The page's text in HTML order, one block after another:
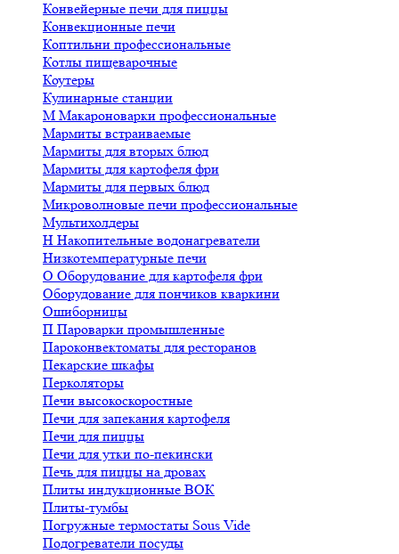
Конвейерные печи для пиццы
Конвекционные печи
Коптильни профессиональные
Котлы пищеварочные
Коутеры
Кулинарные станции
М Макароноварки профессиональные
Мармиты встраиваемые
Мармиты для вторых блюд
Мармиты для картофеля фри
Мармиты для первых блюд
Микроволновые печи профессиональные
Мультихолдеры
Н Накопительные водонагреватели
Низкотемпературные печи
О Оборудование для картофеля фри
Оборудование для пончиков кваркини
Ошиборницы
П Пароварки промышленные
Пароконвектоматы для ресторанов
Пекарские шкафы
Перколяторы
Печи высокоскоростные
Печи для запекания картофеля
Печи для пиццы
Печи для утки по-пекински
Печь для пиццы на дровах
Плиты индукционные ВОК
Плиты-тумбы
Погружные термостаты Sous Vide
Подогреватели посуды